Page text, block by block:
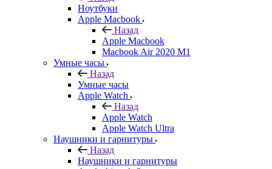
Ноутбуки
Apple Macbook
Назад
Apple Macbook
Macbook Air 2020 M1
Умные часы
Назад
Умные часы
Apple Watch
Назад
Apple Watch
Apple Watch Ultra
Наушники и гарнитуры
Назад
Наушники и гарнитуры